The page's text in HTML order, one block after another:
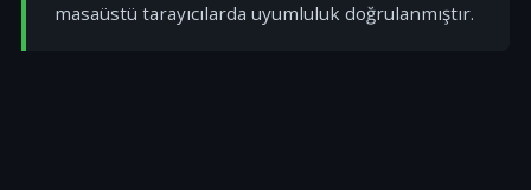
masaüstü tarayıcılarda uyumluluk doğrulanmıştır.